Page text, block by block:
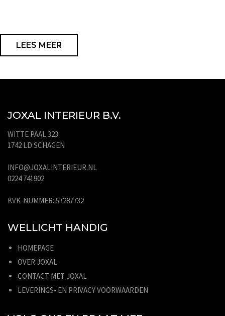
LEES MEER
JOXAL INTERIEUR B.V.
WITTE PAAL 323
1742 LD SCHAGEN
INFO@JOXALINTERIEUR.NL
0224 741902
KVK-NUMMER: 57287732
WELLICHT HANDIG
HOMEPAGE
OVER JOXAL
CONTACT MET JOXAL
LEVERINGS- EN PRIVACY VOORWAARDEN